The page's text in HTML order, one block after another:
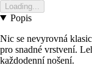
Loading...
Popis
Nic se nevyrovná
pro snadné vrstvení.
každodenní nošení.